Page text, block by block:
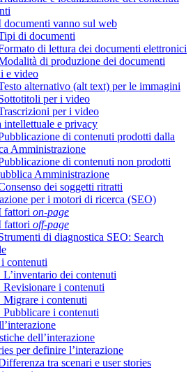
documenti vanno sul web
di documenti
di lettura dei documenti elettronici
di produzione dei documenti
e video
alternativo (alt text) per le immagini
per i video
per i video
intellettuale e privacy
di contenuti prodotti dalla
Amministrazione
di contenuti non prodotti
Amministrazione
dei soggetti ritratti
per i motori di ricerca (SEO)
fattori on-page
fattori off-page
di diagnostica SEO: Search
contenuti
L’inventario dei contenuti
Revisionare i contenuti
Migrare i contenuti
Pubblicare i contenuti
dell’interazione
per definire l’interazione
tra scenari e user stories